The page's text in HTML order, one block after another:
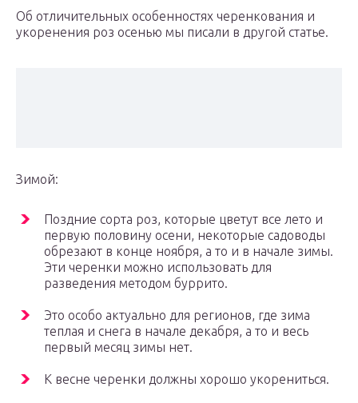
Об отличительных особенностях черенкования и
укоренения роз осенью мы писали в другой статье.
Зимой:
Поздние сорта роз, которые цветут все лето и
первую половину осени, некоторые садоводы
обрезают в конце ноября, а то и в начале зимы.
Эти черенки можно использовать для
разведения методом буррито.
Это особо актуально для регионов, где зима
теплая и снега в начале декабря, а то и весь
первый месяц зимы нет.
К весне черенки должны хорошо укорениться.